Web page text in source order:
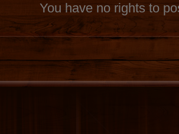
You have no rights to